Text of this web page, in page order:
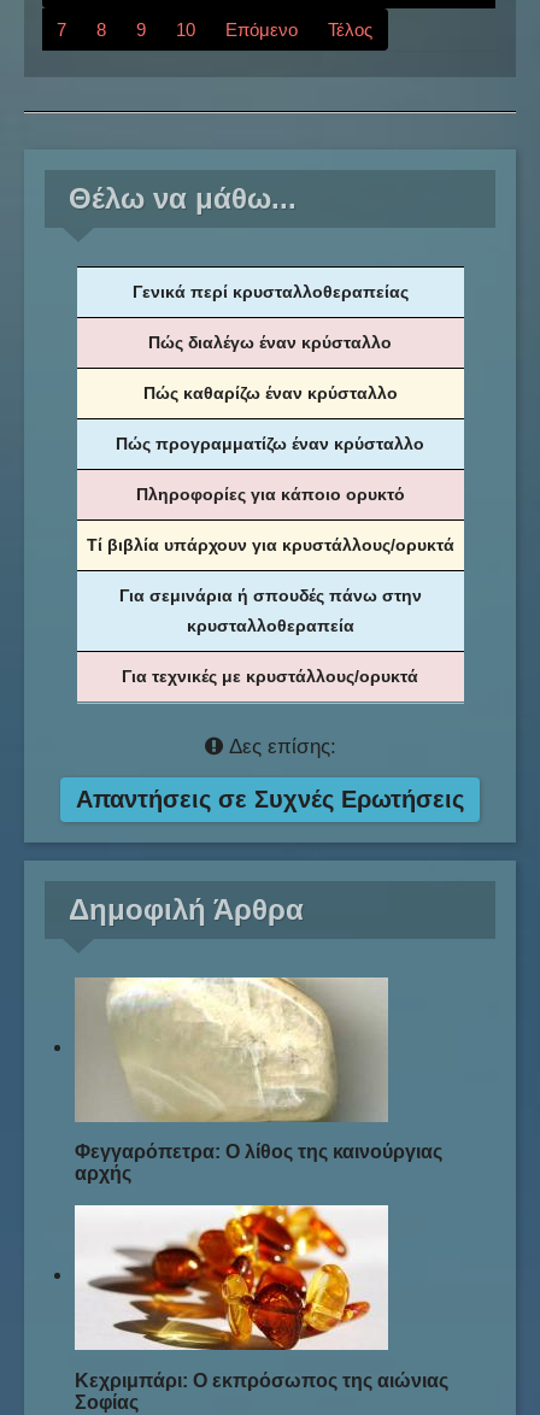
7 8 9 10 Επόμενο Τέλος
Θέλω να μάθω...
Γενικά περί κρυσταλλοθεραπείας
Πώς διαλέγω έναν κρύσταλλο
Πώς καθαρίζω έναν κρύσταλλο
Πώς προγραμματίζω έναν κρύσταλλο
Πληροφορίες για κάποιο ορυκτό
Τί βιβλία υπάρχουν για κρυστάλλους/ορυκτά
Για σεμινάρια ή σπουδές πάνω στην
κρυσταλλοθεραπεία
Για τεχνικές με κρυστάλλους/ορυκτά
Δες επίσης:
Απαντήσεις σε Συχνές Ερωτήσεις
Δημοφιλή Άρθρα
Φεγγαρόπετρα: Ο λίθος της καινούργιας
αρχής
Κεχριμπάρι: Ο εκπρόσωπος της αιώνιας
Σοφίας